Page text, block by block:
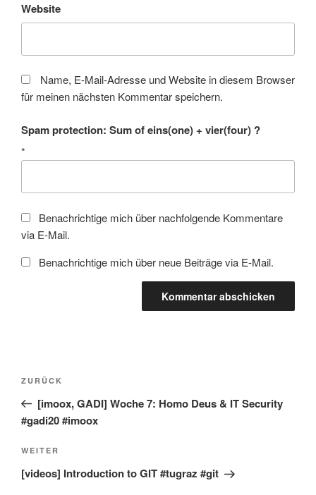
Website
Name, E-Mail-Adresse und Website in diesem Browser
für meinen nächsten Kommentar speichern.
Spam protection: Sum of eins(one) + vier(four) ?
*
Benachrichtige mich über nachfolgende Kommentare
via E-Mail.
Benachrichtige mich über neue Beiträge via E-Mail.
Beitragsnavigation
Vorheriger
Beitrag
ZURÜCK
[imoox, GADI] Woche 7: Homo Deus & IT Security
#gadi20 #imoox
Nächster
Beitrag
WEITER
[videos] Introduction to GIT #tugraz #git